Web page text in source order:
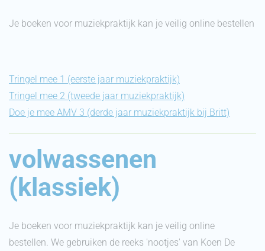
Je boeken voor muziekpraktijk kan je veilig online bestellen
Tringel mee 1 (eerste jaar muziekpraktijk)
Tringel mee 2 (tweede jaar muziekpraktijk)
Doe je mee AMV 3 (derde jaar muziekpraktijk bij Britt)
volwassenen
(klassiek)
Je boeken voor muziekpraktijk kan je veilig online
bestellen. We gebruiken de reeks 'nootjes' van Koen De